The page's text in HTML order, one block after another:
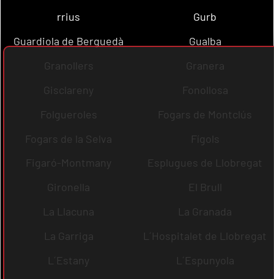
rrius
Gurb
Guardiola de Berguedà
Gualba
Granollers
Granera
Gisclareny
Fonollosa
Folgueroles
Fogars de Montclús
Fogars de la Selva
Fígols
Figaró-Montmany
Esplugues de Llobregat
Gironella
El Brull
La Llacuna
La Granada
La Garriga
L´Hospitalet de Llobregat
L´Estany
L´Espunyola